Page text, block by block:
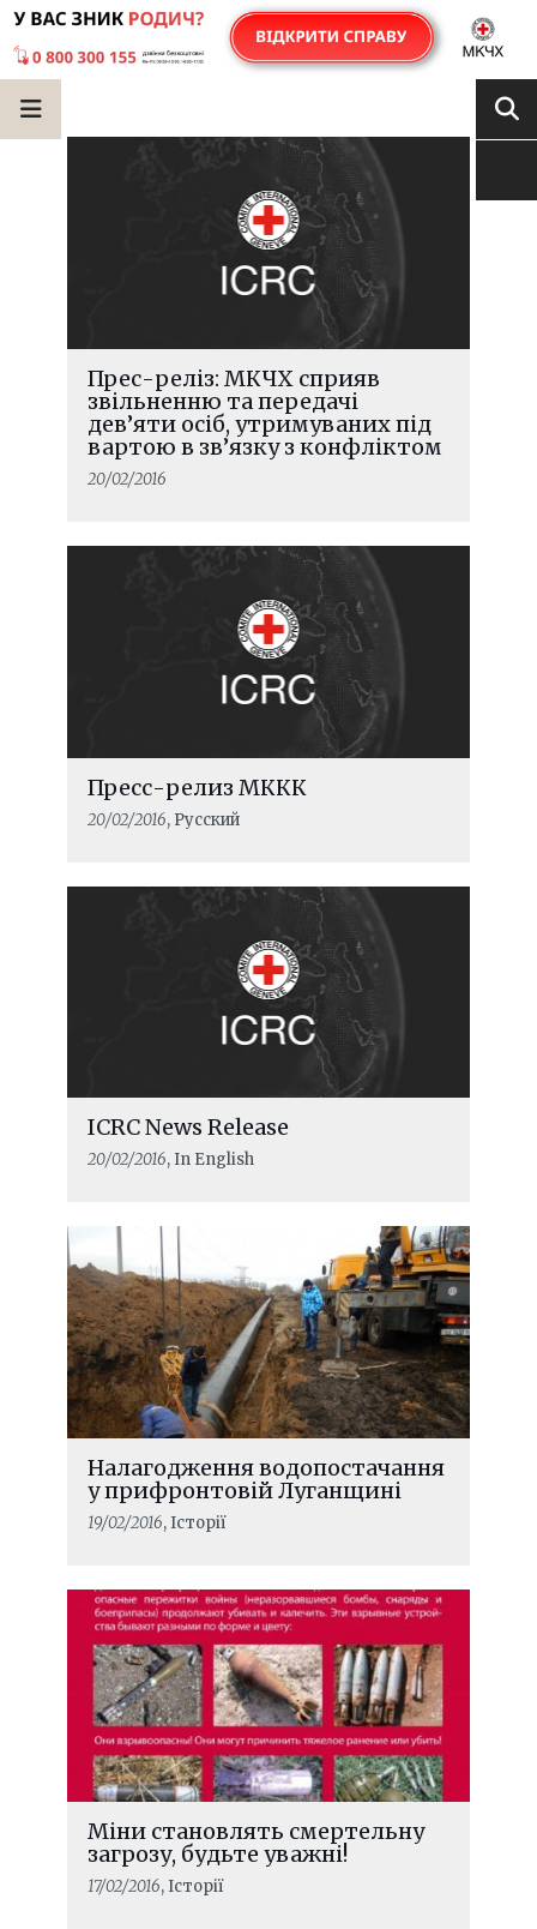
Прес-реліз: МКЧХ сприяв
звільненню та передачі
дев’яти осіб, утримуваних під
вартою в зв’язку з конфліктом
20/02/2016
Пресс-релиз МККК
20/02/2016, Русский
ICRC News Release
20/02/2016, In English
Налагодження водопостачання
у прифронтовій Луганщині
19/02/2016, Історії
Міни становлять смертельну
загрозу, будьте уважні!
17/02/2016, Історії